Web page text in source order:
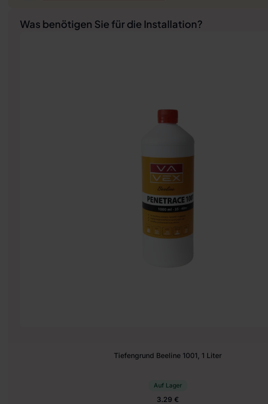
Was benötigen Sie für die Installation?
Tiefengrund Beeline 1001, 1 Liter
Auf Lager
3.29 €